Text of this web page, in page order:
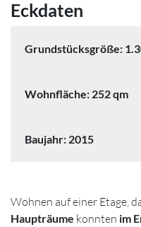
Eckdaten
Grundstücksgröße:
Wohnfläche: 252 qm
Baujahr: 2015
Wohnen auf einer Etage,
Haupträume konnten im